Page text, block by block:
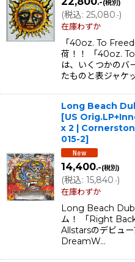
.-(税別)
(税込: 25,080.-)
在庫わずか
「40oz. To
荷！！ 「40oz.
は、いくつかのバ
たものと表ジャケ
Long Beach
[US
x 2 |
015-2]
14,400.-(税別)
(税込: 15,840.-)
在庫わずか
Long Beach Dub
ム！ 「Right
Allstarsのデビュ
DreamW…